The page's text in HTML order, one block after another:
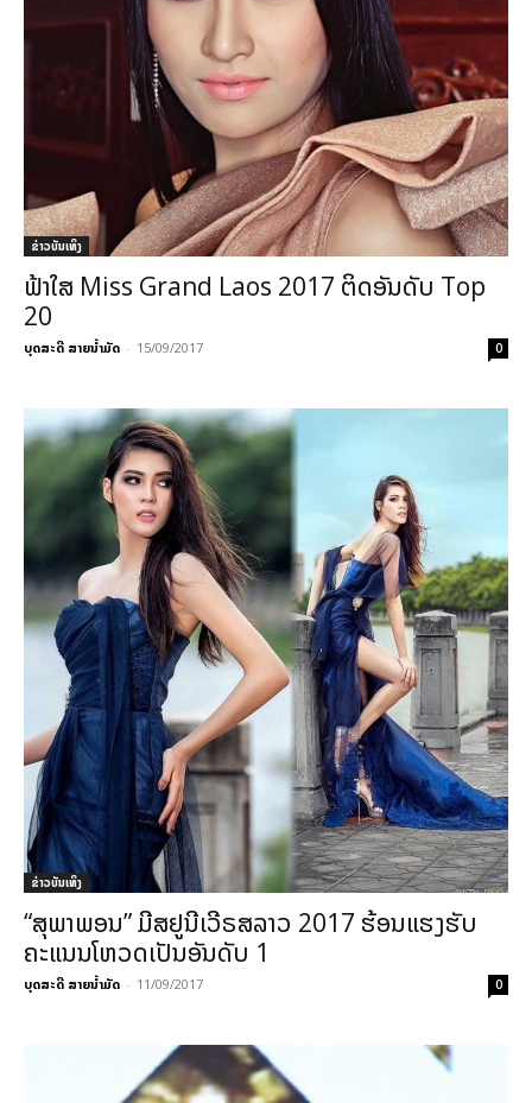
​ຂ່າວບັນເທິງ
ຟ້າໃສ Miss Grand Laos 2017 ຕິດອັນດັບ Top
20
ບຸດສະດີ ສາຍນ້ຳມັດ - 15/09/2017 0
​ຂ່າວບັນເທິງ
“ສຸພາພອນ” ມີສຢູນີເວີຣສລາວ 2017 ຮ້ອນແຮງຮັບ
ຄະແນນໂຫວດເປັນອັນດັບ 1
ບຸດສະດີ ສາຍນ້ຳມັດ - 11/09/2017 0